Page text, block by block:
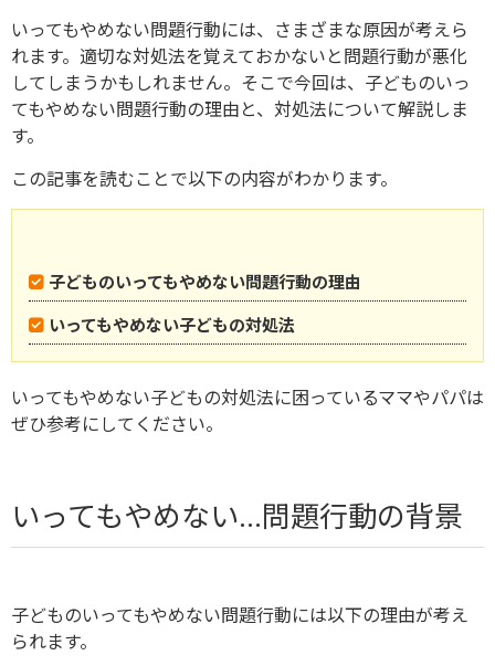
いってもやめない問題行動には、さまざまな原因が考えら
れます。適切な対処法を覚えておかないと問題行動が悪化
してしまうかもしれません。 そこで今回は、子どものいっ
てもやめない問題行動の理由と、対処法について解説しま
す。
この記事を読むことで以下の内容がわかります。
子どものいってもやめない問題行動の理由
いってもやめない子どもの対処法
いってもやめない子どもの対処法に困っているママやパパは
ぜひ参考にしてください。
いってもやめない…問題行動の背景
子どものいってもやめない問題行動には以下の理由が考え
られます。